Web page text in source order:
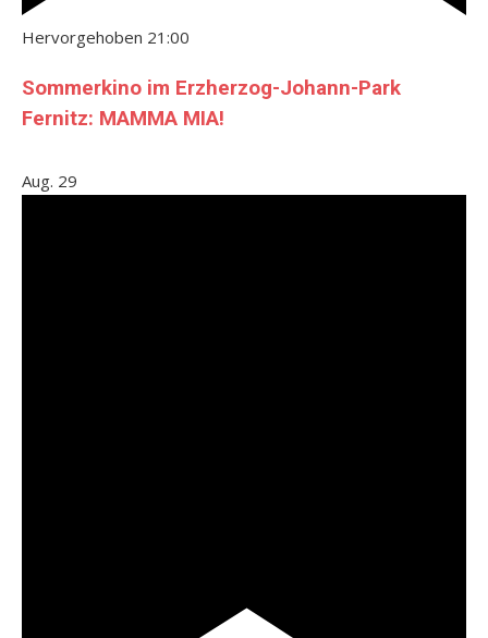
Hervorgehoben 21:00
Sommerkino im Erzherzog-Johann-Park
Fernitz: MAMMA MIA!
Aug. 29